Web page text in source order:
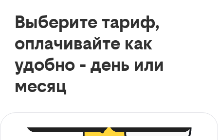
Выберите тариф,
оплачивайте как
удобно - день или
месяц